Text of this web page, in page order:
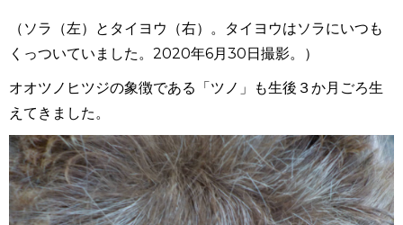
（ソラ（左）とタイヨウ（右）。タイヨウはソラにいつも
くっついていました。2020年6月30日撮影。）
オオツノヒツジの象徴である「ツノ」も生後３か月ごろ生
えてきました。